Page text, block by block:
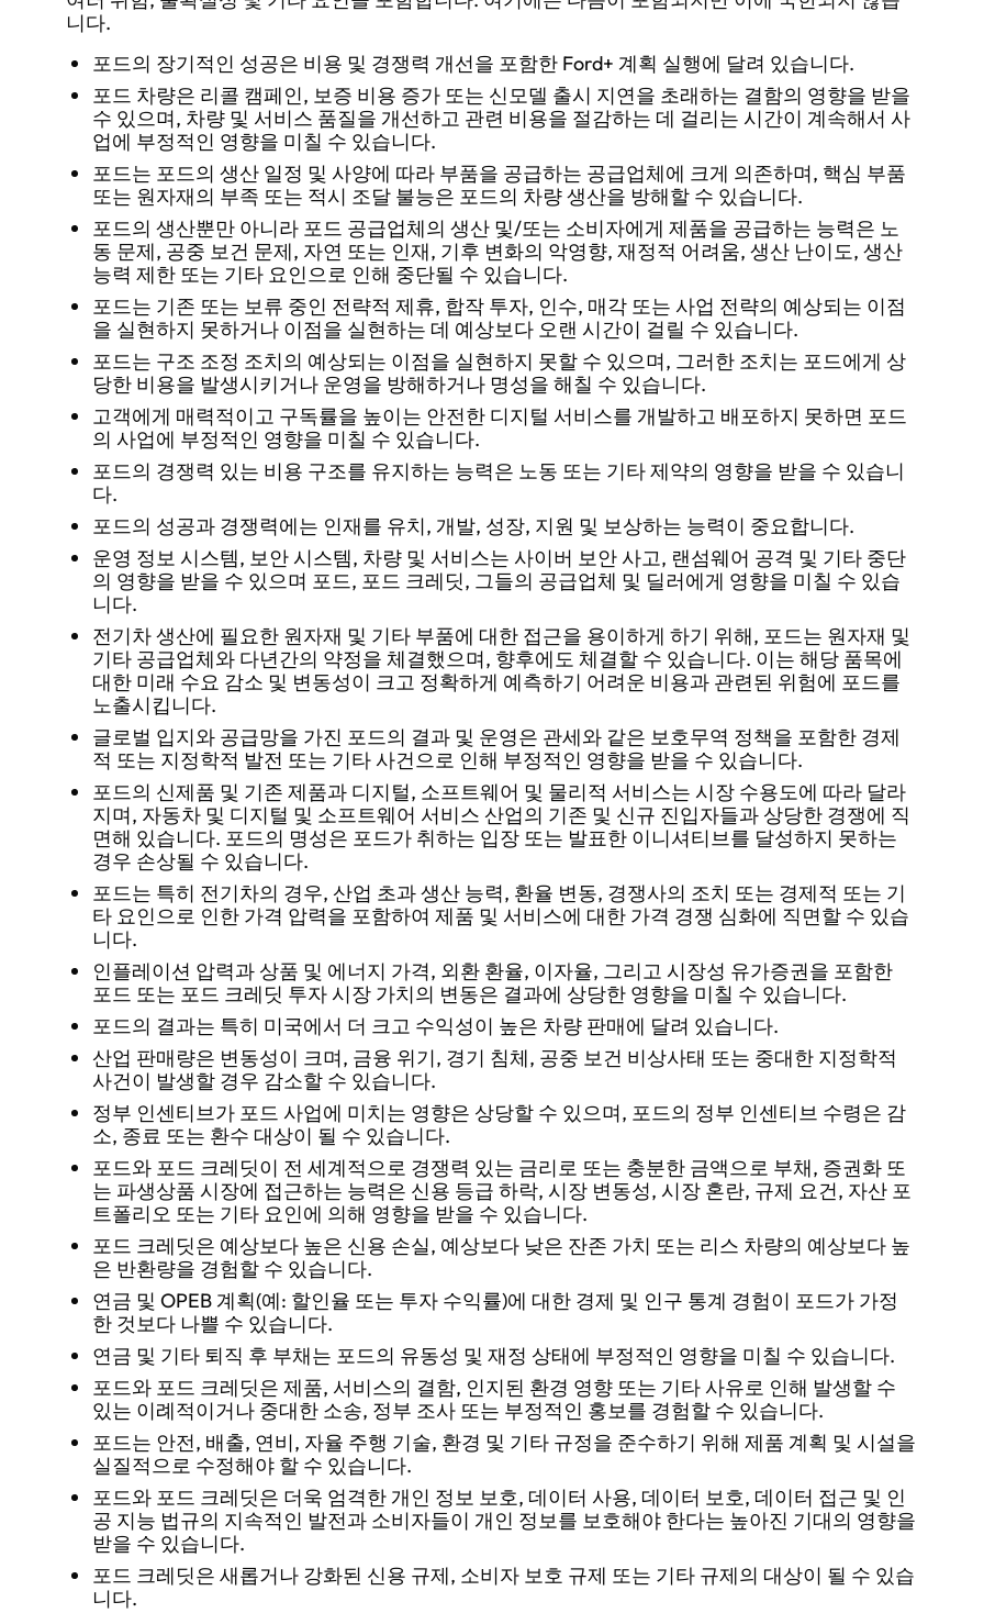
니다.
포드의 장기적인 성공은 비용 및 경쟁력 개선을 포함한 Ford+ 계획 실행에 달려 있습니다.
포드 차량은 리콜 캠페인, 보증 비용 증가 또는 신모델 출시 지연을 초래하는 결함의 영향을 받을
수 있으며, 차량 및 서비스 품질을 개선하고 관련 비용을 절감하는 데 걸리는 시간이 계속해서 사
업에 부정적인 영향을 미칠 수 있습니다.
포드는 포드의 생산 일정 및 사양에 따라 부품을 공급하는 공급업체에 크게 의존하며, 핵심 부품
또는 원자재의 부족 또는 적시 조달 불능은 포드의 차량 생산을 방해할 수 있습니다.
포드의 생산뿐만 아니라 포드 공급업체의 생산 및/또는 소비자에게 제품을 공급하는 능력은 노
동 문제, 공중 보건 문제, 자연 또는 인재, 기후 변화의 악영향, 재정적 어려움, 생산 난이도, 생산
능력 제한 또는 기타 요인으로 인해 중단될 수 있습니다.
포드는 기존 또는 보류 중인 전략적 제휴, 합작 투자, 인수, 매각 또는 사업 전략의 예상되는 이점
을 실현하지 못하거나 이점을 실현하는 데 예상보다 오랜 시간이 걸릴 수 있습니다.
포드는 구조 조정 조치의 예상되는 이점을 실현하지 못할 수 있으며, 그러한 조치는 포드에게 상
당한 비용을 발생시키거나 운영을 방해하거나 명성을 해칠 수 있습니다.
고객에게 매력적이고 구독률을 높이는 안전한 디지털 서비스를 개발하고 배포하지 못하면 포드
의 사업에 부정적인 영향을 미칠 수 있습니다.
포드의 경쟁력 있는 비용 구조를 유지하는 능력은 노동 또는 기타 제약의 영향을 받을 수 있습니
다.
포드의 성공과 경쟁력에는 인재를 유치, 개발, 성장, 지원 및 보상하는 능력이 중요합니다.
운영 정보 시스템, 보안 시스템, 차량 및 서비스는 사이버 보안 사고, 랜섬웨어 공격 및 기타 중단
의 영향을 받을 수 있으며 포드, 포드 크레딧, 그들의 공급업체 및 딜러에게 영향을 미칠 수 있습
니다.
전기차 생산에 필요한 원자재 및 기타 부품에 대한 접근을 용이하게 하기 위해, 포드는 원자재 및
기타 공급업체와 다년간의 약정을 체결했으며, 향후에도 체결할 수 있습니다. 이는 해당 품목에
대한 미래 수요 감소 및 변동성이 크고 정확하게 예측하기 어려운 비용과 관련된 위험에 포드를
노출시킵니다.
글로벌 입지와 공급망을 가진 포드의 결과 및 운영은 관세와 같은 보호무역 정책을 포함한 경제
적 또는 지정학적 발전 또는 기타 사건으로 인해 부정적인 영향을 받을 수 있습니다.
포드의 신제품 및 기존 제품과 디지털, 소프트웨어 및 물리적 서비스는 시장 수용도에 따라 달라
지며, 자동차 및 디지털 및 소프트웨어 서비스 산업의 기존 및 신규 진입자들과 상당한 경쟁에 직
면해 있습니다. 포드의 명성은 포드가 취하는 입장 또는 발표한 이니셔티브를 달성하지 못하는
경우 손상될 수 있습니다.
포드는 특히 전기차의 경우, 산업 초과 생산 능력, 환율 변동, 경쟁사의 조치 또는 경제적 또는 기
타 요인으로 인한 가격 압력을 포함하여 제품 및 서비스에 대한 가격 경쟁 심화에 직면할 수 있습
니다.
인플레이션 압력과 상품 및 에너지 가격, 외환 환율, 이자율, 그리고 시장성 유가증권을 포함한
포드 또는 포드 크레딧 투자 시장 가치의 변동은 결과에 상당한 영향을 미칠 수 있습니다.
포드의 결과는 특히 미국에서 더 크고 수익성이 높은 차량 판매에 달려 있습니다.
산업 판매량은 변동성이 크며, 금융 위기, 경기 침체, 공중 보건 비상사태 또는 중대한 지정학적
사건이 발생할 경우 감소할 수 있습니다.
정부 인센티브가 포드 사업에 미치는 영향은 상당할 수 있으며, 포드의 정부 인센티브 수령은 감
소, 종료 또는 환수 대상이 될 수 있습니다.
포드와 포드 크레딧이 전 세계적으로 경쟁력 있는 금리로 또는 충분한 금액으로 부채, 증권화 또
는 파생상품 시장에 접근하는 능력은 신용 등급 하락, 시장 변동성, 시장 혼란, 규제 요건, 자산 포
트폴리오 또는 기타 요인에 의해 영향을 받을 수 있습니다.
포드 크레딧은 예상보다 높은 신용 손실, 예상보다 낮은 잔존 가치 또는 리스 차량의 예상보다 높
은 반환량을 경험할 수 있습니다.
연금 및 OPEB 계획(예: 할인율 또는 투자 수익률)에 대한 경제 및 인구 통계 경험이 포드가 가정
한 것보다 나쁠 수 있습니다.
연금 및 기타 퇴직 후 부채는 포드의 유동성 및 재정 상태에 부정적인 영향을 미칠 수 있습니다.
포드와 포드 크레딧은 제품, 서비스의 결함, 인지된 환경 영향 또는 기타 사유로 인해 발생할 수
있는 이례적이거나 중대한 소송, 정부 조사 또는 부정적인 홍보를 경험할 수 있습니다.
포드는 안전, 배출, 연비, 자율 주행 기술, 환경 및 기타 규정을 준수하기 위해 제품 계획 및 시설을
실질적으로 수정해야 할 수 있습니다.
포드와 포드 크레딧은 더욱 엄격한 개인 정보 보호, 데이터 사용, 데이터 보호, 데이터 접근 및 인
공 지능 법규의 지속적인 발전과 소비자들이 개인 정보를 보호해야 한다는 높아진 기대의 영향을
받을 수 있습니다.
포드 크레딧은 새롭거나 강화된 신용 규제, 소비자 보호 규제 또는 기타 규제의 대상이 될 수 있습
니다.